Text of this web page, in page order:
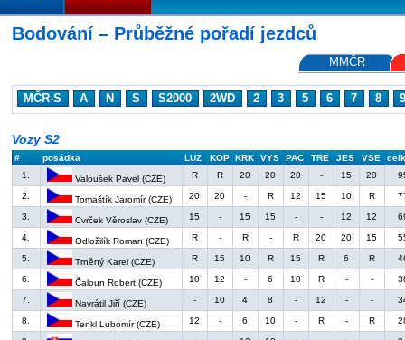
Bodování – Průběžné pořadí jezdců
MMČR
MČR-S A N S S2000 2WD 2 3 5 6 7 8
Vozy S2
# posádka LUZ KOP KRK VYS PAC TRE JES VSE
1.
Valoušek Pavel (CZE) R R 20 20 20 - 15 20
2. Tomaštík Jaromír (CZE) 20 20 - R 12 15 10 R
3. Cvrček Věroslav (CZE) 15 - 15 15 - - 12 12
4. Odložilík Roman (CZE) R - R - R 20 20 15
5. Trněný Karel (CZE) R 15 10 R 15 R 6 R
6. Čaloun Robert (CZE) 10 12 - 6 10 R - -
7. Navrátil Jiří (CZE) - 10 4 8 - 12 - -
8. Tenkl Lubomír (CZE) 12 - 6 10 - R - R